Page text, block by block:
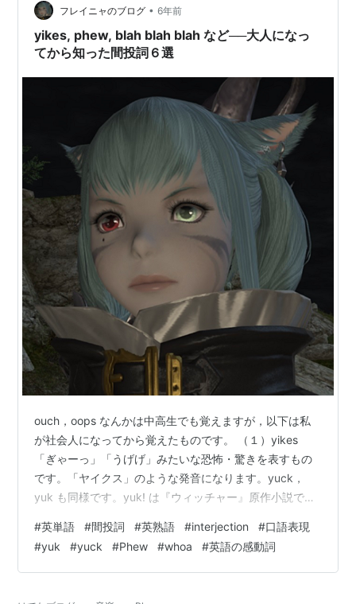
た。ギターの音ってシンセとか、ほかの楽器では作れな
い音だと思っていて。音に身体が反映される、とでも言
うのでしょう…
フレイニャのブログ • 6年前
yikes, phew, blah blah blah など──大人になっ
てから知った間投詞６選
ouch，oops なんかは中高生でも覚えますが，以下は私
が社会人になってから覚えたものです。 （１）yikes
「ぎゃーっ」「うげげ」みたいな恐怖・驚きを表すもの
です。「ヤイクス」のような発音になります。yuck，
yuk も同様です。yuk! は『ウィッチャー』原作小説でシ
phew 「ふう」です。/fju:/ですので唇を噛んで「フュ
ー」といった感じです。安堵やちょっとした疲れを表す
ようです。 FF11で獣使いをやっていて，外人の獣使いさ
#英単語 #間投詞 #英熟語 #interjection #口語表現
#yuk #yuck #Phew #whoa #英語の感動詞